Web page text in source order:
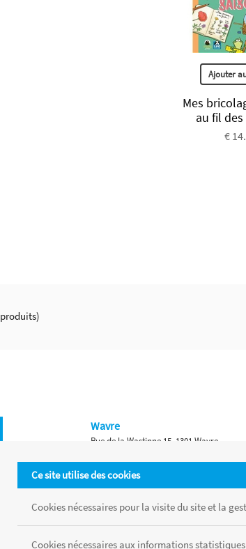
Ajouter
Mes
au fil
€
produits)
Ce site utilise des cookies
Cookies nécessaires pour la visite du site et la
Cookies nécessaires aux informations statistiques
Wavre
Rue de la Wastinne 15, 1301 Wavre
Waterloo
Chaussée de Bruxelles 315, 1410 Waterloo